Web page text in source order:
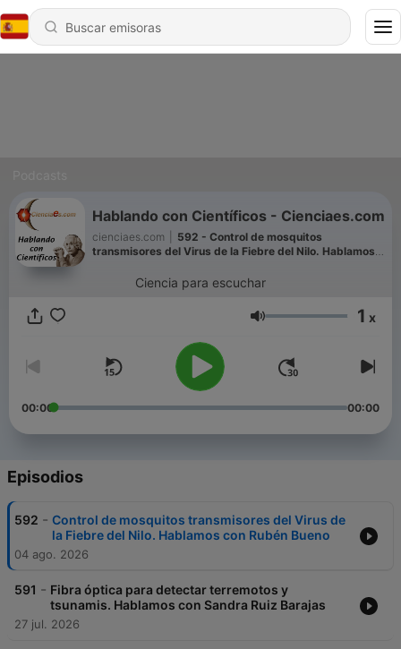
Hablando con Científicos - Cienciaes.com
cienciaes.com
592 - Control de mosquitos
transmisores del Virus de la Fiebre del Nilo. Hablamos
Ciencia para escuchar
Volumen 1 x
00:00 00:00
Episodios
592 - Control de mosquitos transmisores del Virus de
la Fiebre del Nilo. Hablamos con Rubén Bueno
04 ago. 2026
591 - Fibra óptica para detectar terremotos y
tsunamis. Hablamos con Sandra Ruiz Barajas
27 jul. 2026